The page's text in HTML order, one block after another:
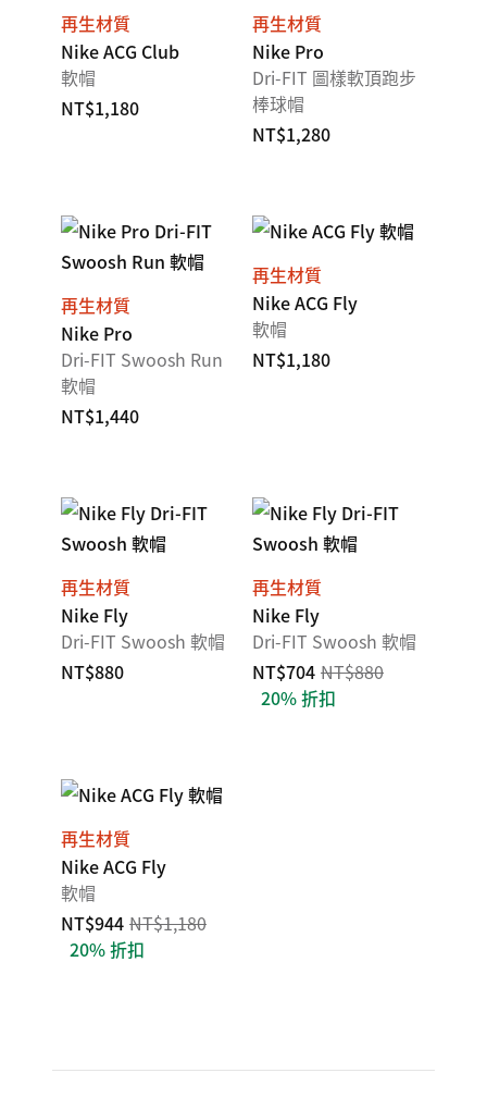
再生材質
Nike ACG Club
軟帽
NT$1,180
再生材質
Nike Pro
Dri-FIT 圖樣軟頂跑步
棒球帽
NT$1,280
再生材質
Nike Pro
Dri-FIT Swoosh Run
軟帽
NT$1,440
再生材質
Nike ACG Fly
軟帽
NT$1,180
再生材質
Nike Fly
Dri-FIT Swoosh 軟帽
NT$880
再生材質
Nike Fly
Dri-FIT Swoosh 軟帽
NT$704 NT$880
20% 折扣
再生材質
Nike ACG Fly
軟帽
NT$944 NT$1,180
20% 折扣